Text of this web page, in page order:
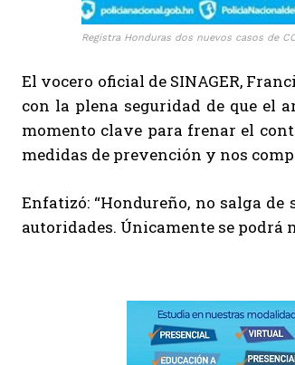
Registra Honduras dos nuevos casos de
El vocero oficial de SINAGER,
con la plena seguridad de que el
momento clave para frenar el
medidas de prevención y nos
Enfatizó: “Hondureño, no salga
autoridades. Únicamente se podrá